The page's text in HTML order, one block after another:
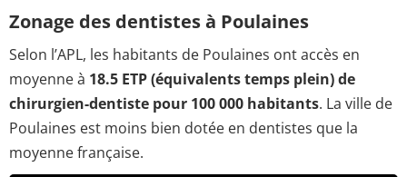
Zonage des dentistes à Poulaines
Selon l’APL, les habitants de Poulaines ont accès en
moyenne à 18.5 ETP (équivalents temps plein) de
chirurgien-dentiste pour 100 000 habitants. La ville de
Poulaines est moins bien dotée en dentistes que la
moyenne française.